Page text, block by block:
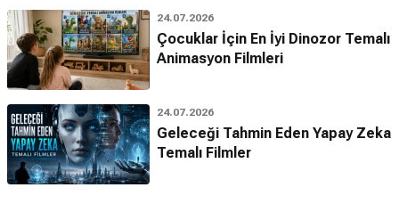
24.07.2026
Çocuklar İçin En İyi Dinozor Temalı
Animasyon Filmleri
24.07.2026
Geleceği Tahmin Eden Yapay Zeka
Temalı Filmler